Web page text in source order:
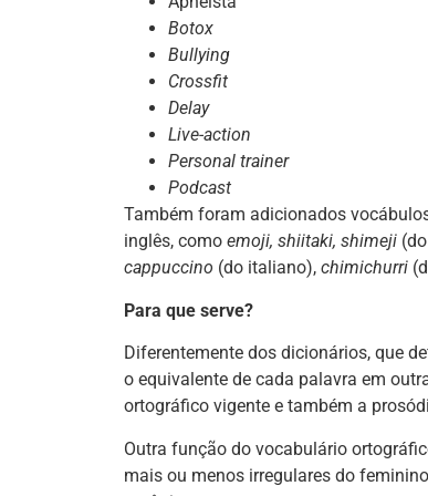
Botox
Bullying
Crossfit
Delay
Live-action
Personal trainer
Podcast
Também foram adicionados
inglês, como emoji, shiitaki, shimeji
cappuccino (do italiano), chimichurri
Para que serve?
Diferentemente dos dicionários, que
o equivalente de cada palavra em
ortográfico vigente e também a
Outra função do vocabulário
mais ou menos irregulares do